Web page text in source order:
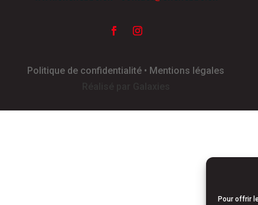
Pour offrir
Politique de confidentialité • Mentions légales